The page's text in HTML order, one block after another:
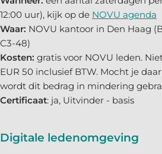
12:00 uur), kijk op de NOVU agenda
Waar: NOVU kantoor in Den Haag
C3-48)
Kosten: gratis voor NOVU leden.
EUR 50 inclusief BTW. Mocht je
wordt dit bedrag in mindering
Certificaat: ja, Uitvinder - basis
Digitale ledenomgeving